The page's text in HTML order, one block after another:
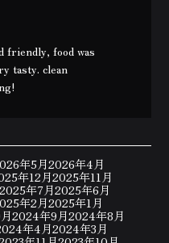
friendly, food was
tasty. clean
年5月2026年4月
年12月2025年11月
2025年7月2025年6月
年2月2025年1月
2024年9月2024年8月
年4月2024年3月